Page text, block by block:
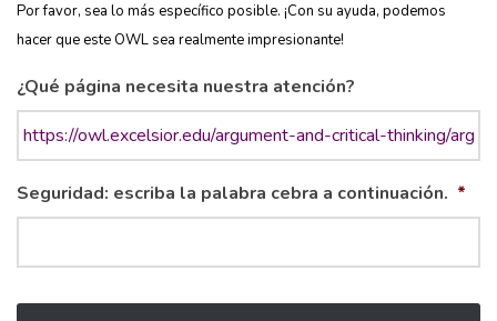
Por favor, sea lo más específico posible. ¡Con su ayuda, podemos
hacer que este OWL sea realmente impresionante!
¿Qué página necesita nuestra atención?
Seguridad: escriba la palabra cebra a continuación. *